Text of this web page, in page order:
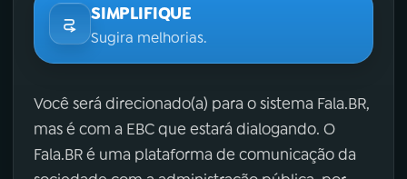
SIMPLIFIQUE
Sugira melhorias.
Você será direcionado(a) para o sistema Fala.BR,
mas é com a EBC que estará dialogando. O
Fala.BR é uma plataforma de comunicação da